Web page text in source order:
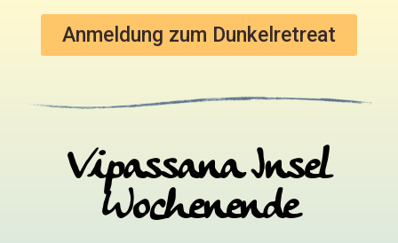
Anmeldung zum Dunkelretreat
Vipassana Insel
Wochenende